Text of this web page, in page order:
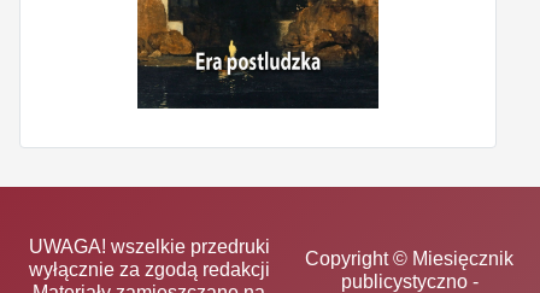
UWAGA! wszelkie przedruki
wyłącznie za zgodą redakcji
Copyright © Miesięcznik
publicystyczno -